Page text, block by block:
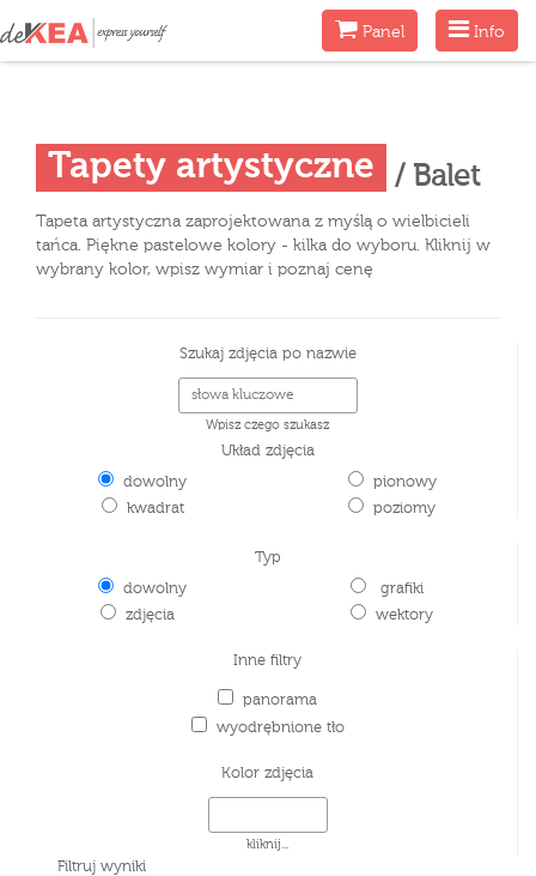
Menu
Info
MenuPanel
Tapety artystyczne / Balet
Tapeta artystyczna zaprojektowana z myślą o wielbicieli
tańca. Piękne pastelowe kolory - kilka do wyboru. Kliknij w
wybrany kolor, wpisz wymiar i poznaj cenę
Szukaj zdjęcia po nazwie
Wpisz czego szukasz
Układ zdjęcia
dowolny
kwadrat
pionowy
poziomy
Typ
dowolny
zdjęcia
grafiki
wektory
Inne filtry
panorama
wyodrębnione tło
Kolor zdjęcia
kliknij...
Filtruj wyniki